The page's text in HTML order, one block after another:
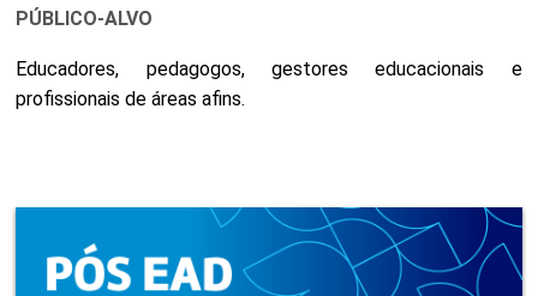
PÚBLICO-ALVO
Educadores, pedagogos, gestores educacionais e
profissionais de áreas afins.